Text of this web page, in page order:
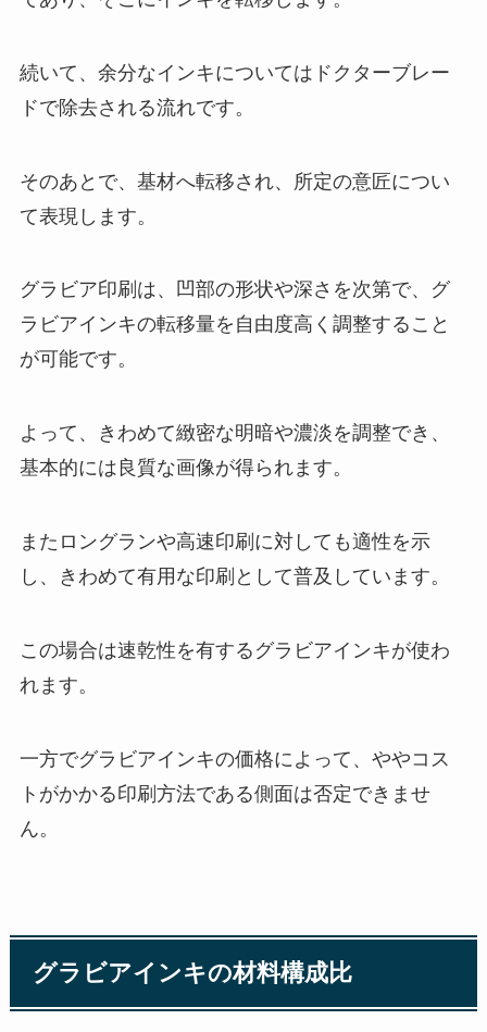
続いて、余分なインキについてはドクターブレー
ドで除去される流れです。
そのあとで、基材へ転移され、所定の意匠につい
て表現します。
グラビア印刷は、凹部の形状や深さを次第で、グ
ラビアインキの転移量を自由度高く調整すること
が可能です。
よって、きわめて緻密な明暗や濃淡を調整でき、
基本的には良質な画像が得られます。
またロングランや高速印刷に対しても適性を示
し、きわめて有用な印刷として普及しています。
この場合は速乾性を有するグラビアインキが使わ
れます。
一方でグラビアインキの価格によって、ややコス
トがかかる印刷方法である側面は否定できませ
ん。
グラビアインキの材料構成比